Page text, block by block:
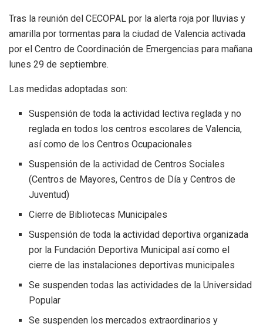
Tras la reunión del CECOPAL por la alerta roja por lluvias y
amarilla por tormentas para la ciudad de Valencia activada
por el Centro de Coordinación de Emergencias para mañana
lunes 29 de septiembre.
Las medidas adoptadas son:
Suspensión de toda la actividad lectiva reglada y no
reglada en todos los centros escolares de Valencia,
así como de los Centros Ocupacionales
Suspensión de la actividad de Centros Sociales
(Centros de Mayores, Centros de Día y Centros de
Juventud)
Cierre de Bibliotecas Municipales
Suspensión de toda la actividad deportiva organizada
por la Fundación Deportiva Municipal así como el
cierre de las instalaciones deportivas municipales
Se suspenden todas las actividades de la Universidad
Popular
Se suspenden los mercados extraordinarios y